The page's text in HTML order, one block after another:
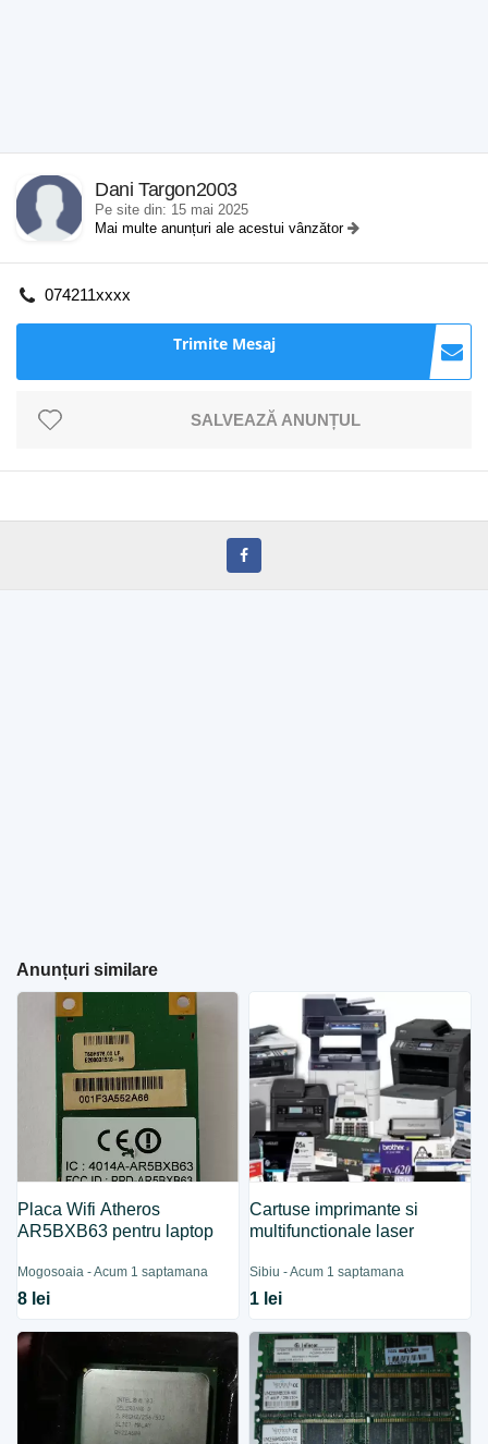
Dani Targon2003
Pe site din: 15 mai 2025
Mai multe anunțuri ale acestui vânzător
074211xxxx
Trimite Mesaj
SALVEAZĂ ANUNȚUL
Anunțuri similare
Placa Wifi Atheros
AR5BXB63 pentru laptop
Mogosoaia - Acum 1 saptamana
8 lei
Cartuse imprimante si
multifunctionale laser
Sibiu - Acum 1 saptamana
1 lei